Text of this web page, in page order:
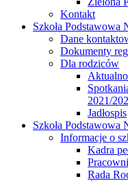
Kontakt
Szkoła Podstawowa
Dane
Dokumenty
Dla rodziców
2021/
Jadłospis
Szkoła Podstawowa
Informacje o
Kadra
Rada